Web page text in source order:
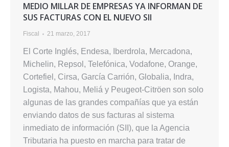
MEDIO MILLAR DE EMPRESAS YA INFORMAN DE
SUS FACTURAS CON EL NUEVO SII
Fiscal 21 marzo, 2017
El Corte Inglés, Endesa, Iberdrola, Mercadona,
Michelin, Repsol, Telefónica, Vodafone, Orange,
Cortefiel, Cirsa, García Carrión, Globalia, Indra,
Logista, Mahou, Meliá y Peugeot-Citröen son solo
algunas de las grandes compañías que ya están
enviando datos de sus facturas al sistema
inmediato de información (SII), que la Agencia
Tributaria ha puesto en marcha para tratar de